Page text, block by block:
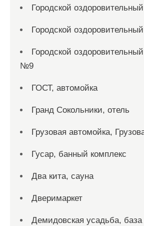
Городской
Городской
Городской
№9
ГОСТ, автомойка
Гранд Сокольники, отель
Грузовая автомойка,
Гусар, банный комплекс
Два кита, сауна
Дверимаркет
Демидовская усадьба,